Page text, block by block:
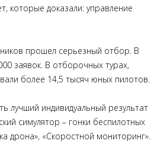
которые доказали: управление
прошел серьезный отбор. В
заявок. В отборочных турах,
более 14,5 тысяч юных пилотов.
лучший индивидуальный результат
симулятор – гонки беспилотных
дрона», «Скоростной мониторинг».